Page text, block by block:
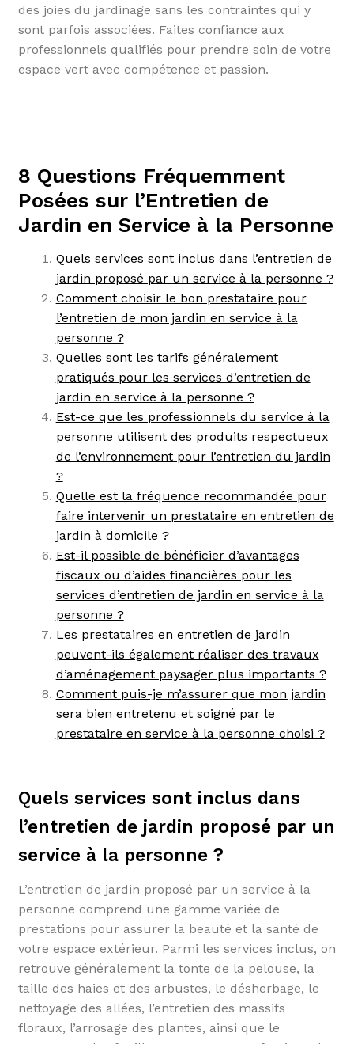
des joies du jardinage sans les contraintes qui y
sont parfois associées. Faites confiance aux
professionnels qualifiés pour prendre soin de votre
espace vert avec compétence et passion.
8 Questions Fréquemment
Posées sur l’Entretien de
Jardin en Service à la Personne
Quels services sont inclus dans l’entretien de
jardin proposé par un service à la personne ?
Comment choisir le bon prestataire pour
l’entretien de mon jardin en service à la
personne ?
Quelles sont les tarifs généralement
pratiqués pour les services d’entretien de
jardin en service à la personne ?
Est-ce que les professionnels du service à la
personne utilisent des produits respectueux
de l’environnement pour l’entretien du jardin
?
Quelle est la fréquence recommandée pour
faire intervenir un prestataire en entretien de
jardin à domicile ?
Est-il possible de bénéficier d’avantages
fiscaux ou d’aides financières pour les
services d’entretien de jardin en service à la
personne ?
Les prestataires en entretien de jardin
peuvent-ils également réaliser des travaux
d’aménagement paysager plus importants ?
Comment puis-je m’assurer que mon jardin
sera bien entretenu et soigné par le
prestataire en service à la personne choisi ?
Quels services sont inclus dans
l’entretien de jardin proposé par un
service à la personne ?
L’entretien de jardin proposé par un service à la
personne comprend une gamme variée de
prestations pour assurer la beauté et la santé de
votre espace extérieur. Parmi les services inclus, on
retrouve généralement la tonte de la pelouse, la
taille des haies et des arbustes, le désherbage, le
nettoyage des allées, l’entretien des massifs
floraux, l’arrosage des plantes, ainsi que le